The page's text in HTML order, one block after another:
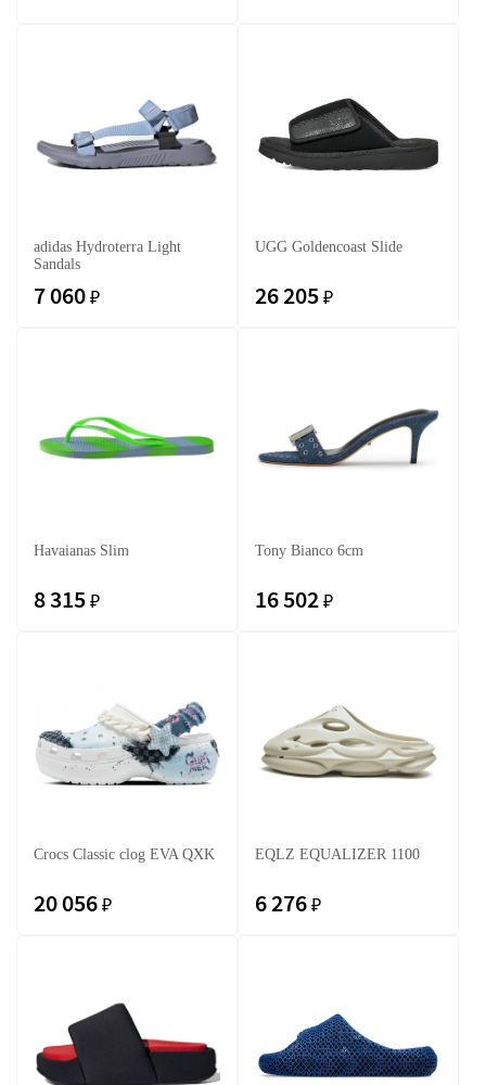
adidas Hydroterra Light
Sandals
7 060 ₽
UGG Goldencoast Slide
26 205 ₽
Havaianas Slim
8 315 ₽
Tony Bianco 6cm
16 502 ₽
Crocs Classic clog EVA QXK
20 056 ₽
EQLZ EQUALIZER 1100
6 276 ₽